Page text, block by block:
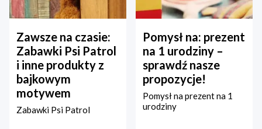
Zawsze na czasie:
Zabawki Psi Patrol
i inne produkty z
bajkowym
motywem
Zabawki Psi Patrol
Pomysł na: prezent
na 1 urodziny –
sprawdź nasze
propozycje!
Pomysł na prezent na 1
urodziny